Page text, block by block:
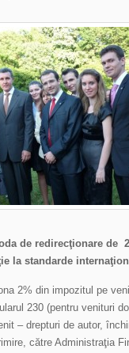
de redirecţionare
la standarde
2% din impozitul pe
230 (pentru venituri
– drepturi de autor,
către Administraţia